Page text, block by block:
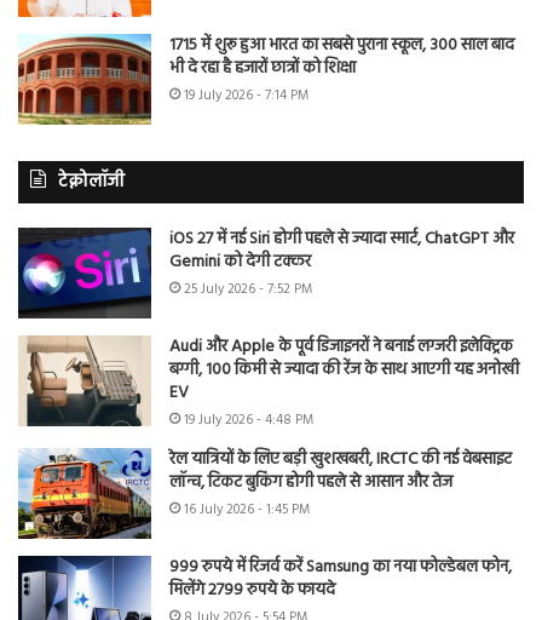
1715 में शुरू हुआ भारत का सबसे पुराना स्कूल, 300 साल बाद
भी दे रहा है हजारों छात्रों को शिक्षा
19 July 2026 - 7:14 PM
टेक्नोलॉजी
iOS 27 में नई Siri होगी पहले से ज्यादा स्मार्ट, ChatGPT और
Gemini को देगी टक्कर
25 July 2026 - 7:52 PM
Audi और Apple के पूर्व डिजाइनरों ने बनाई लग्जरी इलेक्ट्रिक
बग्गी, 100 किमी से ज्यादा की रेंज के साथ आएगी यह अनोखी
EV
19 July 2026 - 4:48 PM
रेल यात्रियों के लिए बड़ी खुशखबरी, IRCTC की नई वेबसाइट
लॉन्च, टिकट बुकिंग होगी पहले से आसान और तेज
16 July 2026 - 1:45 PM
999 रुपये में रिजर्व करें Samsung का नया फोल्डेबल फोन,
मिलेंगे 2799 रुपये के फायदे